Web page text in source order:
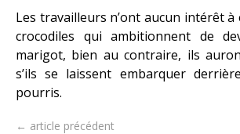
Les travailleurs n’ont aucun intérêt à
crocodiles qui ambitionnent de
marigot, bien au contraire, ils
s’ils se laissent embarquer
pourris.
← article précédent